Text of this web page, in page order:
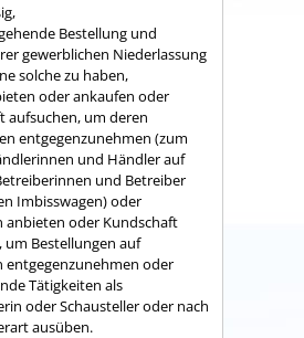
Bestellung und
gewerblichen Niederlassung
solche zu haben,
oder ankaufen oder
aufsuchen, um deren
entgegenzunehmen (zum
und Händler auf
und Betreiber
Imbisswagen)oder
anbieten oder Kundschaft
um Bestellungen auf
entgegenzunehmen oder
Tätigkeiten als
oder Schausteller oder nach
ausüben.